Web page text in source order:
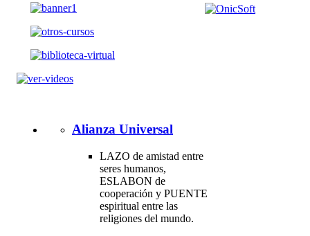
Alianza Universal
LAZO de amistad entre
seres humanos,
ESLABON de
cooperación y PUENTE
espiritual entre las
religiones del mundo.